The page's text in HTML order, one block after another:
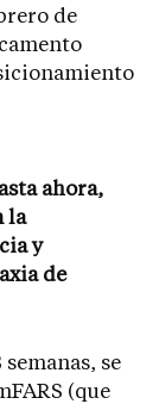
de
ahora,
la
y
de
se
(que